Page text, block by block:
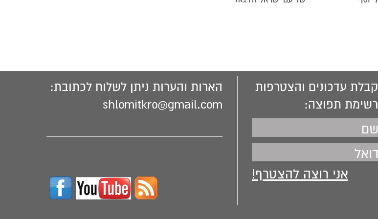
עדכונים והצטרפות
תפוצה:
הארות והערות ניתן לשלוח לכתובת:
shlomitkro@gmail.com